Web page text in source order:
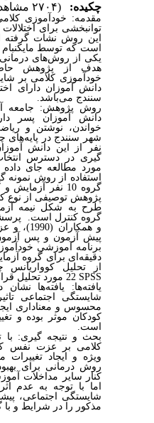
چکیده:
مقدمه: خودآموزی
توانبخشی برای
این روش نشات گرفته
یکی از روش‌های درمانی
هدف از پژوهش حاضر
خودآموزی کلامی بر
دانش آموزان دارای
سنندج می‌باشد.
روش پژوهش: جامعه
دانش آموزان پسر
خواندن، نوشتن و
نفر از این دانش
گیری در دسترس
مورد مطالعه جای داده
گروه 10 نفر
پژوهش توصیفی از نوع
طرح به شکل نیمه
گروه کنترل است.
پیش آزمون و پس آزمون
دقیقه‌ای برای گروه
از تحلیل کوواریانس
SPSS22 مورد تحلیل قرار گرفت.
یافته‌ها: یافته‌ها نشان
شایستگی اجتماعی تاثیر
محسوس و معناداری
کودکان موثر بوده و
است.
بحث و نتیجه گیری: با
کلامی بر عزت نفس
ویژه و ایجاد تغییرات
روش درمانی برای
کنار سایر مداخلات
اما با توجه به عدم
شایستگی اجتماعی،
مذکور را در شرایط و با